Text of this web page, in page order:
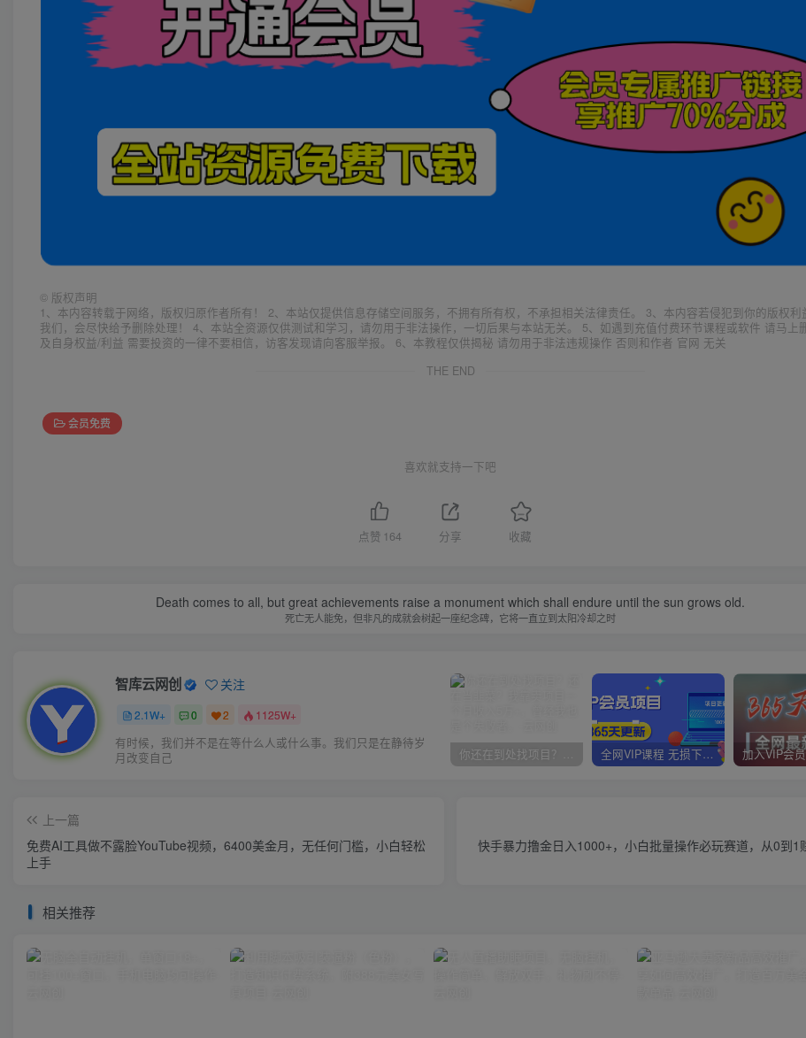
© 版权声明
1、本内容转载于网络，版权归原作者所有！ 2、本站仅提供信息存储空间服务，不拥有所有权，不承担相关法律责任。 3、本内容若侵犯到你的版权利
我们，会尽快给予删除处理！ 4、本站全资源仅供测试和学习，请勿用于非法操作，一切后果与本站无关。 5、如遇到充值付费环节课程或软件 请马上
及自身权益/利益 需要投资的一律不要相信，访客发现请向客服举报。 6、本教程仅供揭秘 请勿用于非法违规操作 否则和作者 官网 无关
THE END
会员免费
喜欢就支持一下吧
点赞 164 分享 收藏
Death comes to all, but great achievements raise a monument which shall endure until the sun grows old.
死亡无人能免，但非凡的成就会树起一座纪念碑，它将一直立到太阳冷却之时
智库云网创 关注
2.1W+ 0 2 1125W+
有时候，我们并不是在等什么人或什么事。我们只是在静待岁
月改变自己
你还在到处找项目？还在当韭菜？我靠卖项目一个月收入5万+，曾经我也是个失败者。 全网VIP课程 无损下载~
上一篇
免费AI工具做不露脸YouTube视频，6400美金月，无任何门槛，小白轻松
上手
快手暴力撸金日入1000+，小白批量操作必玩赛道，从0到1
相关推荐